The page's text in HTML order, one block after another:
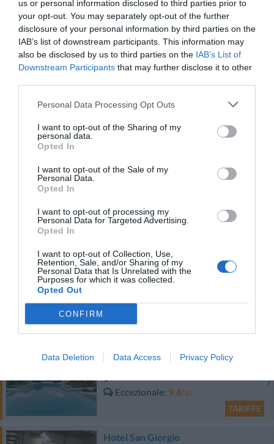
us or personal information disclosed to third parties prior to
your opt-out. You may separately opt-out of the further
disclosure of your personal information by third parties on the
IAB’s list of downstream participants. This information may
also be disclosed by us to third parties on the IAB’s List of
Downstream Participants that may further disclose it to other
Personal Data Processing Opt Outs
I want to opt-out of the Sharing of my
personal data.
Opted In
I want to opt-out of the Sale of my
Personal Data.
Opted In
I want to opt-out of processing my
Personal Data for Targeted Advertising.
Opted In
I want to opt-out of Collection, Use,
Retention, Sale, and/or Sharing of my
Personal Data that Is Unrelated with the
Purposes for which it was collected.
Opted Out
CONFIRM
Data Deletion Data Access Privacy Policy
6.03 km dal centro
Favoloso 8.6/10
TARIFFE
Park Hotel
11.77 km
Ottimo 8.3/10
Best Western Solaf Hotel
Eccellente 9.4/10
Hotel Daniel
Ottimo 8.4/10
Eccezionale 9.6/10
TARIFFE
Hotel San Giorgio